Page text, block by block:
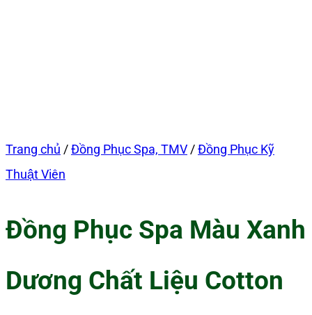
Trang chủ /Đồng Phục Spa, TMV /Đồng Phục Kỹ
Thuật Viên
Đồng Phục Spa Màu Xanh
Dương Chất Liệu Cotton